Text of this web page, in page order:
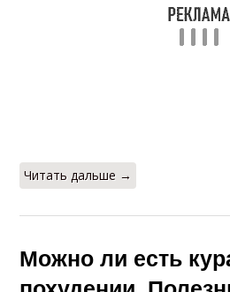
Читать дальше →
Можно ли есть